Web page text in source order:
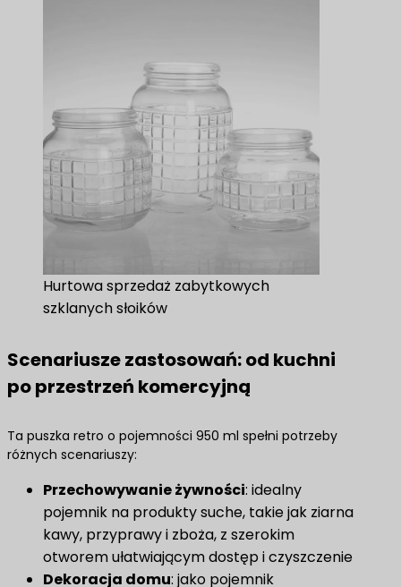
Hurtowa sprzedaż zabytkowych
szklanych słoików
Scenariusze zastosowań: od kuchni
po przestrzeń komercyjną
Ta puszka retro o pojemności 950 ml spełni potrzeby
różnych scenariuszy:
Przechowywanie żywności: idealny
pojemnik na produkty suche, takie jak ziarna
kawy, przyprawy i zboża, z szerokim
otworem ułatwiającym dostęp i czyszczenie
Dekoracja domu: jako pojemnik